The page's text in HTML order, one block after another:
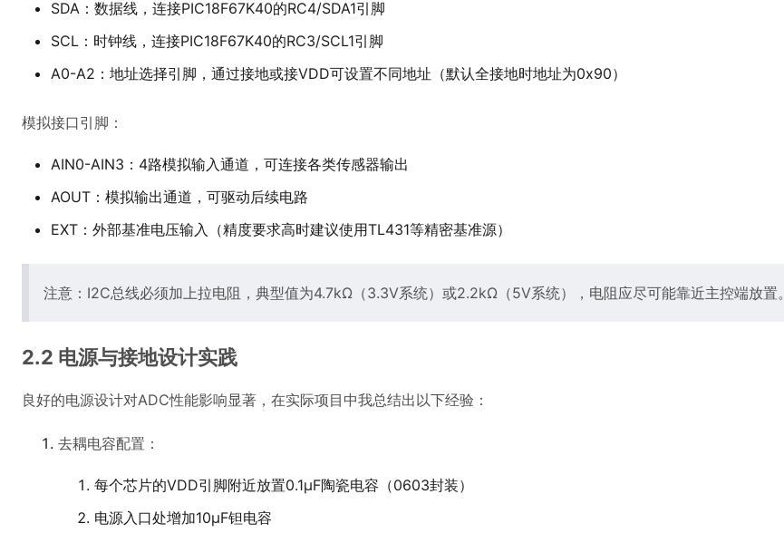
SDA：数据线，连接PIC18F67K40的RC4/SDA1引脚
SCL：时钟线，连接PIC18F67K40的RC3/SCL1引脚
A0-A2：地址选择引脚，通过接地或接VDD可设置不同地址（默认全接地时地址为0x90）
模拟接口引脚：
AIN0-AIN3：4路模拟输入通道，可连接各类传感器输出
AOUT：模拟输出通道，可驱动后续电路
EXT：外部基准电压输入（精度要求高时建议使用TL431等精密基准源）
注意：I2C总线必须加上拉电阻，典型值为4.7kΩ（3.3V系统）或2.2kΩ（5V系统），电阻应尽可能靠近主控端放置。
2.2 电源与接地设计实践
良好的电源设计对ADC性能影响显著，在实际项目中我总结出以下经验：
去耦电容配置：
每个芯片的VDD引脚附近放置0.1μF陶瓷电容（0603封装）
电源入口处增加10μF钽电容